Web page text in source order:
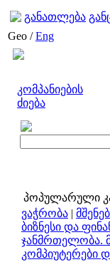
განათლება
Geo /Eng
კომპანიების
ძიება
პოპულარული
ვაჭრობა |
ბიზნესი და
ჯანმრთელობა.
კომპიუტერები